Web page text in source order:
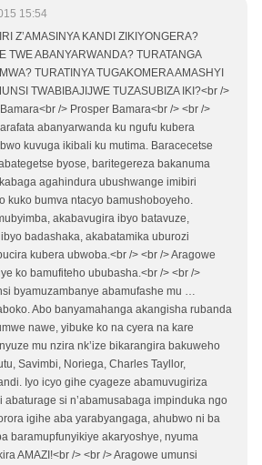
15:54
Z’AMASINYA KANDI ZIKIYONGERA?
TWE ABANYARWANDA? TURATANGA
TURATINYA TUGAKOMERA AMASHYI
TWABIBAJIJWE TUZASUBIZA IKI?<br />
/> Prosper Bamara<br /> <br />
abanyarwanda ku ngufu kubera
kuvuga ikibali ku mutima. Baracecetse
byose, baritegereza bakanuma
agahindura ubushwange imibiri
kuko bumva ntacyo bamushoboyeho.
akabavugira ibyo batavuze,
badashaka, akabatamika uburozi
kubera ubwoba.<br /> <br /> Aragowe
ko bamufiteho ububasha.<br /> <br />
byamuzambanye abamufashe mu …
Abo banyamahanga akangisha rubanda
nawe, yibuke ko na cyera na kare
mu nzira nk’ize bikarangira bakuweho
Savimbi, Noriega, Charles Tayllor,
Iyo icyo gihe cyageze abamuvugiriza
abaturage si n’abamusabaga impinduka ngo
igihe aba yarabyangaga, ahubwo ni ba
baramupfunyikiye akaryoshye, nyuma
AMAZI!<br /> <br /> Aragowe umunsi